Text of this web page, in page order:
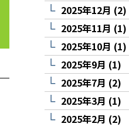
2025年12月 (2)
2025年11月 (1)
2025年10月 (1)
2025年9月 (1)
2025年7月 (2)
2025年3月 (1)
2025年2月 (2)